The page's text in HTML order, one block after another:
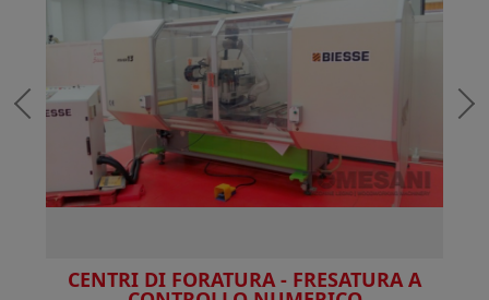
CENTRI DI FORATURA - FRESATURA A